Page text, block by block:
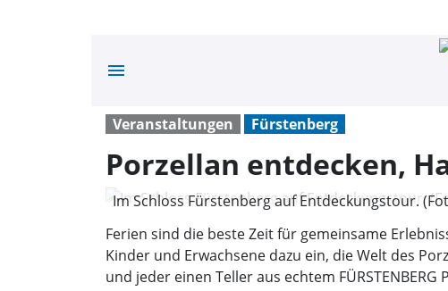
menu
Veranstaltungen Fürstenberg
Porzellan entdecken,
Im Schloss Fürstenberg auf Entdeckungstour.
Ferien sind die beste Zeit für gemeinsame
Kinder und Erwachsene dazu ein, die Welt des
und jeder einen Teller aus echtem